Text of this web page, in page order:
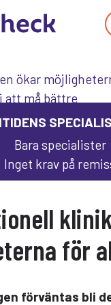
Bara specialister
Inget krav på
för
förväntas bli